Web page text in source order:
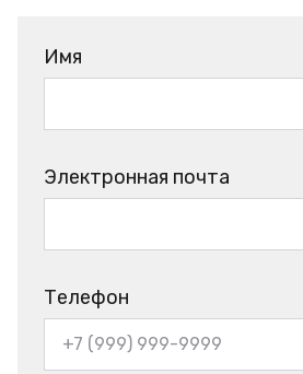
Имя
Электронная почта
Телефон